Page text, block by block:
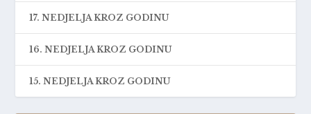
17. NEDJELJA KROZ GODINU
16. NEDJELJA KROZ GODINU
15. NEDJELJA KROZ GODINU